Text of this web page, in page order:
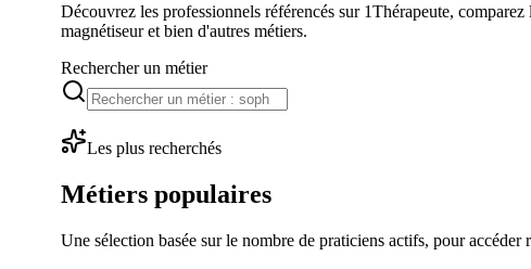
Découvrez les professionnels référencés sur 1Thérapeute,
magnétiseur et bien d'autres métiers.
Rechercher un métier
Les plus recherchés
Métiers populaires
Une sélection basée sur le nombre de praticiens actifs, pour accéder